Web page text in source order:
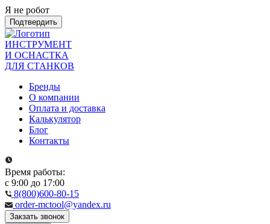
Я не робот
Подтвердить
ИНСТРУМЕНТ
И ОСНАСТКА
ДЛЯ СТАНКОВ
Бренды
О компании
Оплата и доставка
Калькулятор
Блог
Контакты
Время работы:
с 9:00 до 17:00
8(800)600-80-15
order-mctool@yandex.ru
Закзать звонок